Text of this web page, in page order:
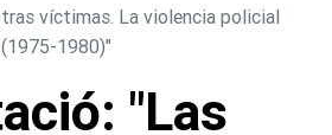
víctimas. La violencia policial
1980)"
"Las